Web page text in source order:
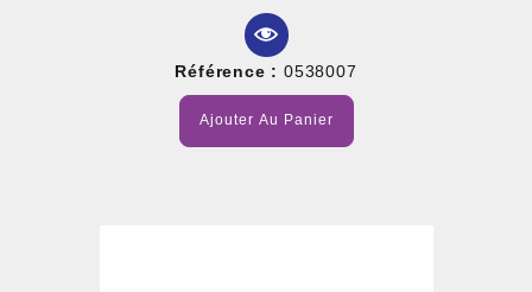
Référence : 0538007
Ajouter Au Panier